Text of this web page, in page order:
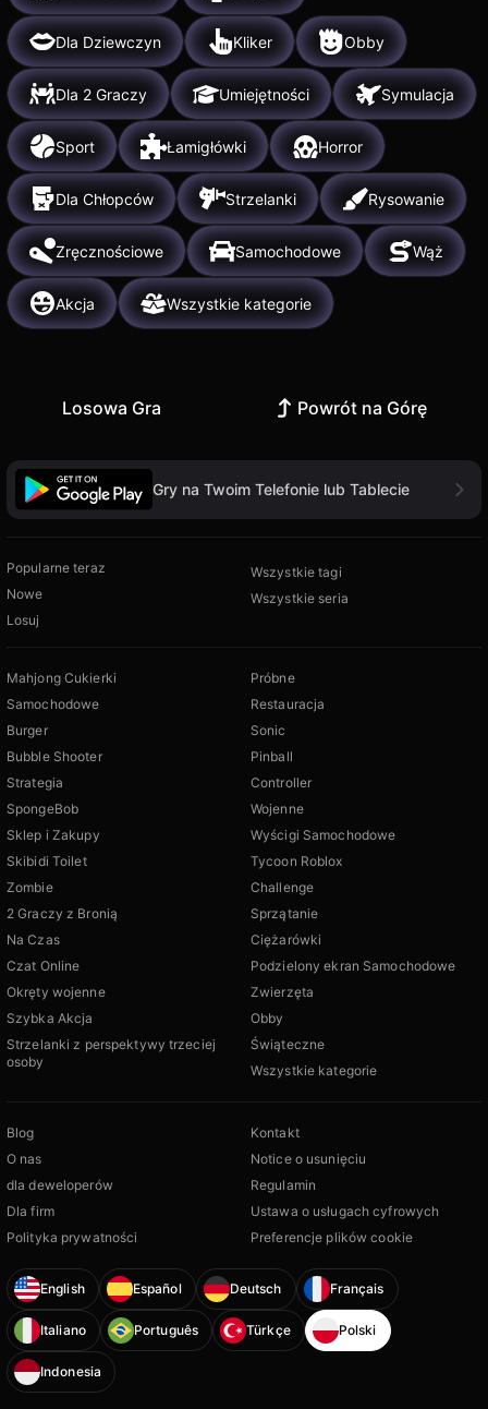
Dla Dziewczyn Kliker Obby
Dla 2 Graczy Umiejętności Symulacja
Sport Łamigłówki Horror
Dla Chłopców Strzelanki Rysowanie
Zręcznościowe Samochodowe Wąż
Akcja Wszystkie kategorie
Losowa Gra Powrót na Górę
Gry na Twoim Telefonie lub Tablecie
Popularne teraz
Nowe
Losuj
Wszystkie tagi
Wszystkie seria
Mahjong Cukierki
Samochodowe
Burger
Bubble Shooter
Strategia
SpongeBob
Sklep i Zakupy
Skibidi Toilet
Zombie
2 Graczy z Bronią
Na Czas
Czat Online
Okręty wojenne
Szybka Akcja
Strzelanki z perspektywy trzeciej
osoby
Próbne
Restauracja
Sonic
Pinball
Controller
Wojenne
Wyścigi Samochodowe
Tycoon Roblox
Challenge
Sprzątanie
Ciężarówki
Podzielony ekran Samochodowe
Zwierzęta
Obby
Świąteczne
Wszystkie kategorie
Blog
O nas
dla deweloperów
Dla firm
Polityka prywatności
Kontakt
Notice o usunięciu
Regulamin
Ustawa o usługach cyfrowych
Preferencje plików cookie
English Español Deutsch Français
Italiano Português Türkçe Polski
Indonesia